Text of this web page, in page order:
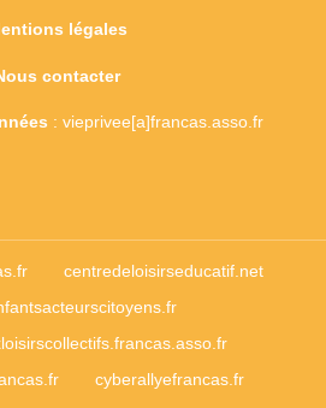
légales
contacter
: vieprivee[a]francas.asso.fr
centredeloisirseducatif.net
cyberallyefrancas.fr